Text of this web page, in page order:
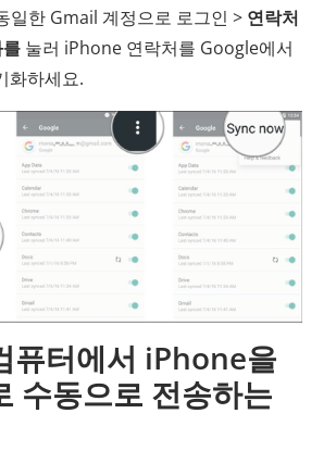
일한 Gmail 계정으로 로그인 > 연락처
눌러 iPhone 연락처를 Google에서
화하세요.
퓨터에서 iPhone을
수동으로 전송하는